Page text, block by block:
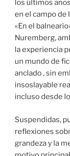
los últimos
en el campo de
«En el
Nuremberg,
la experiencia
un mundo de
anclado , sin
insoslayable
incluso desde
Suspendidas,
reflexiones
grandeza y la